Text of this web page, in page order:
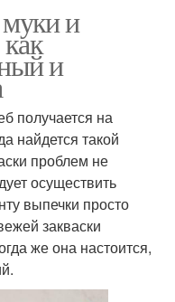
и
и
получается на
найдется такой
проблем не
осуществить
выпечки просто
закваски
же она настоится,